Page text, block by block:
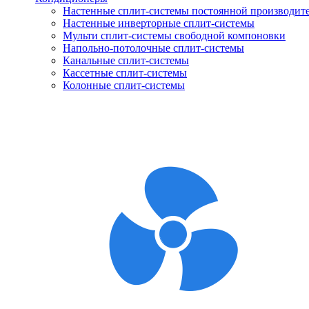
Настенные сплит-системы постоянной
Настенные инверторные сплит-системы
Мульти сплит-системы свободной компоновки
Напольно-потолочные сплит-системы
Канальные сплит-системы
Кассетные сплит-системы
Колонные сплит-системы